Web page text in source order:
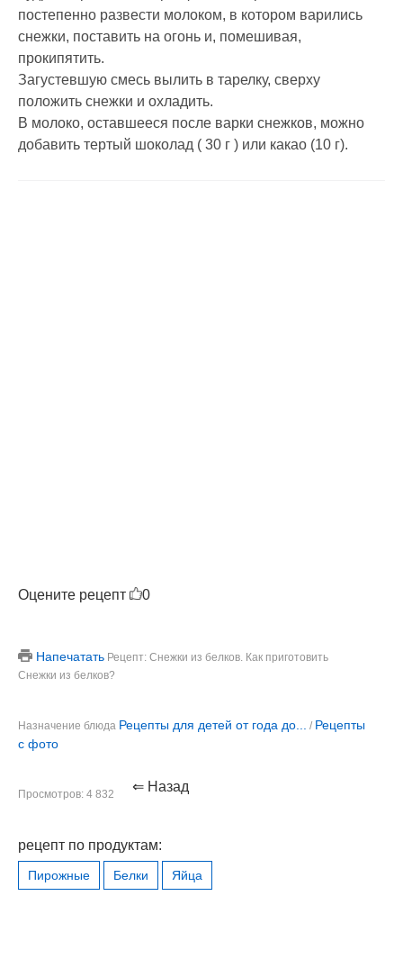
постепенно развести молоком, в котором варились
снежки, поставить на огонь и, помешивая,
прокипятить.
Загустевшую смесь вылить в тарелку, сверху
положить снежки и охладить.
В молоко, оставшееся после варки снежков, можно
добавить тертый шоколад ( 30 г ) или какао (10 г).
Оцените рецепт 0
Напечатать Рецепт: Снежки из белков. Как приготовить
Снежки из белков?
Назначение блюда Рецепты для детей от года до... / Рецепты
с фото
Просмотров: 4 832 ⇐ Назад
рецепт по продуктам:
Пирожные Белки Яйца